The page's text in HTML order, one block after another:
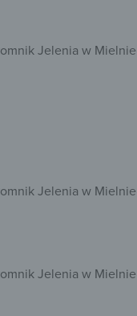
Jelenia w Mielnie
Jelenia w Mielnie
Jelenia w Mielnie